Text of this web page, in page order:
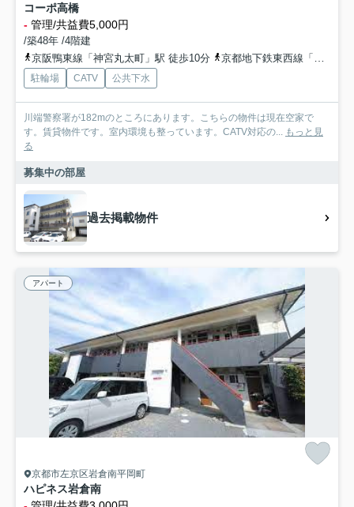
コーポ高橋
- 管理/共益費5,000円
/築48年 /4階建
京阪鴨東線「神宮丸太町」駅 徒歩10分
京都地下鉄東西線「東山」駅 徒歩12分
駐輪場 CATV 公共下水
川端警察署が182mのところにあります。こちらの物件は現在空家で
す。賃貸物件です。室内環境も整っています。CATV対応の... もっと見
る
募集中の部屋
過去掲載物件
アパート
京都市左京区岩倉南平岡町
ハピネス岩倉南